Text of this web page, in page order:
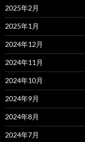
2025年2月
2025年1月
2024年12月
2024年11月
2024年10月
2024年9月
2024年8月
2024年7月